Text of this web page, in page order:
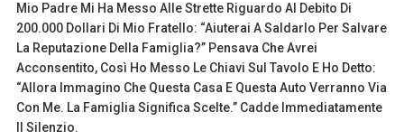
Mio Padre Mi Ha Messo Alle Strette Riguardo Al Debito Di
200.000 Dollari Di Mio Fratello: “Aiuterai A Saldarlo Per Salvare
La Reputazione Della Famiglia?” Pensava Che Avrei
Acconsentito, Così Ho Messo Le Chiavi Sul Tavolo E Ho Detto:
“Allora Immagino Che Questa Casa E Questa Auto Verranno Via
Con Me. La Famiglia Significa Scelte.” Cadde Immediatamente
Il Silenzio.